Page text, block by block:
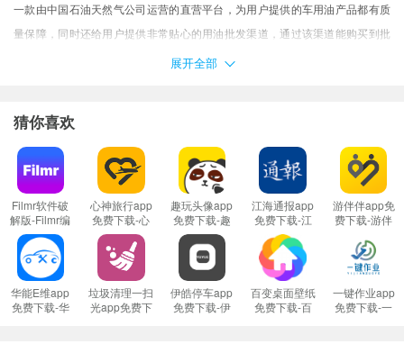
一款由中国石油天然气公司运营的直营平台，为用户提供的车用油产品都有质
量保障，同时还给用户提供非常贴心的用油批发渠道，通过该渠道能购买到批
发价的车用油产品，里面每一种油品批发价格清晰明了，可以从中找到需要的
更优惠的油品。
展开全部
猜你喜欢
Filmr软件破
解版-Filmr编
辑器专业版免
费下载v1.75
高级版
心神旅行app
免费下载-心
神旅行 v1.1.5
安卓版
趣玩头像app
免费下载-趣
玩头像 v2.0.4
安卓版
江海通报app
免费下载-江
海通报 v1.2.2
手机版
游伴伴app免
费下载-游伴
卓版
华能E维app
免费下载-华
垃圾清理一扫
光app免费下
伊皓停车app
免费下载-伊
百变桌面壁纸
免费下载-百
一键作业app
免费下载-一